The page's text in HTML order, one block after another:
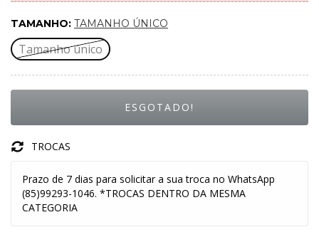
TAMANHO: TAMANHO ÚNICO
Tamanho único
TROCAS
Prazo de 7 dias para solicitar a sua troca no WhatsApp
(85)99293-1046. *TROCAS DENTRO DA MESMA
CATEGORIA